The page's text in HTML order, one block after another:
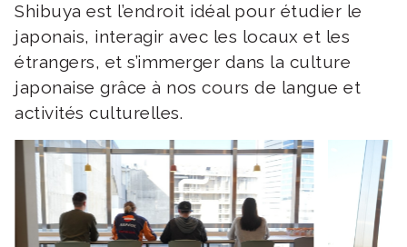
Shibuya est l’endroit idéal pour étudier le
japonais, interagir avec les locaux et les
étrangers, et s’immerger dans la culture
japonaise grâce à nos cours de langue et
activités culturelles.